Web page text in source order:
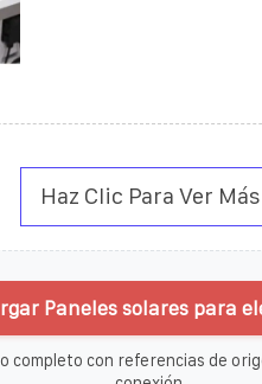
Haz Clic Para Ver Más
Paneles solares para
completo con referencias de